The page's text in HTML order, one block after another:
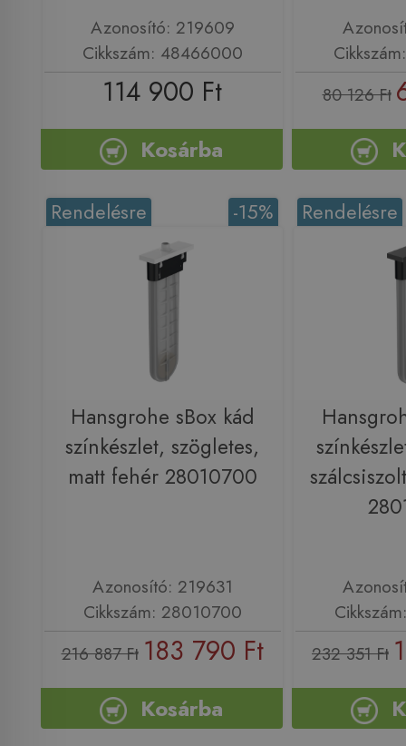
Azonosító: 219609
Cikkszám: 48466000
114 900 Ft
Kosárba
80 126 Ft
-15%
Rendelésre
Hansgrohe sBox kád
színkészlet, szögletes,
matt fehér 28010700
Azonosító: 219631
Cikkszám: 28010700
216 887 Ft 183 790 Ft
Kosárba
Rendelésre
232 351 Ft